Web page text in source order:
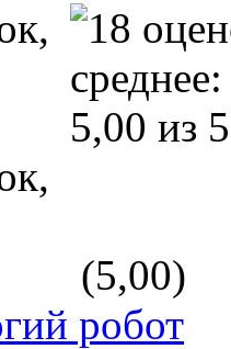
(5,00)
робот